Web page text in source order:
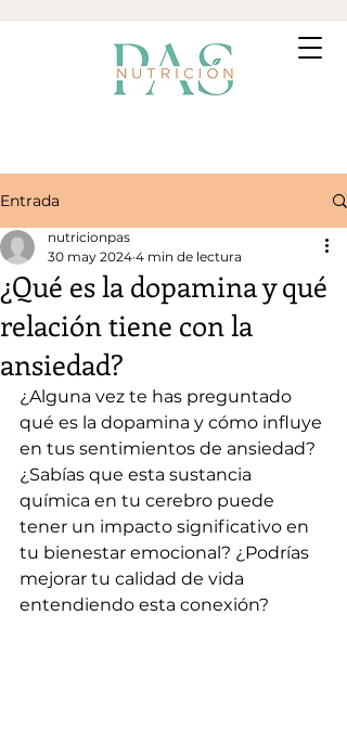
Entrada
¿Qué es la dopamina y qué
relación tiene con la
ansiedad?
nutricionpas
30 may 2024 4 min de lectura
¿Alguna vez te has preguntado
qué es la dopamina y cómo influye
en tus sentimientos de ansiedad?
¿Sabías que esta sustancia
química en tu cerebro puede
tener un impacto significativo en
tu bienestar emocional? ¿Podrías
mejorar tu calidad de vida
entendiendo esta conexión?